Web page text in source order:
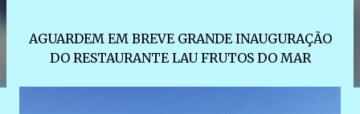
AGUARDEM EM BREVE GRANDE INAUGURAÇÃO
DO RESTAURANTE LAU FRUTOS DO MAR